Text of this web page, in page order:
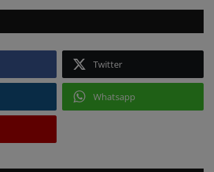
Twitter
Whatsapp